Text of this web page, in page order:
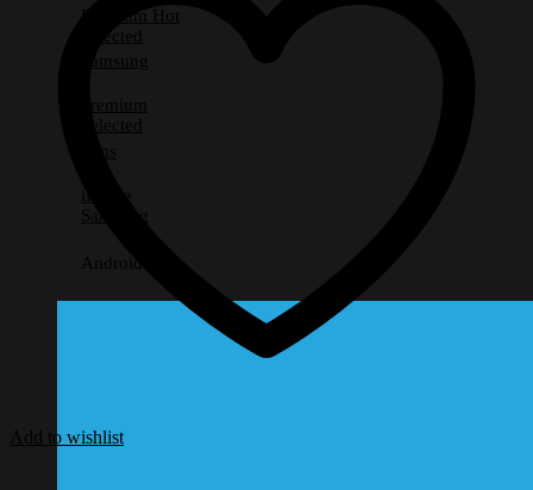
Premium
Selected
Samsung
Premium
Selected
Lens
iPhone
Samsung
Android อื่นๆ
Add to wishlist